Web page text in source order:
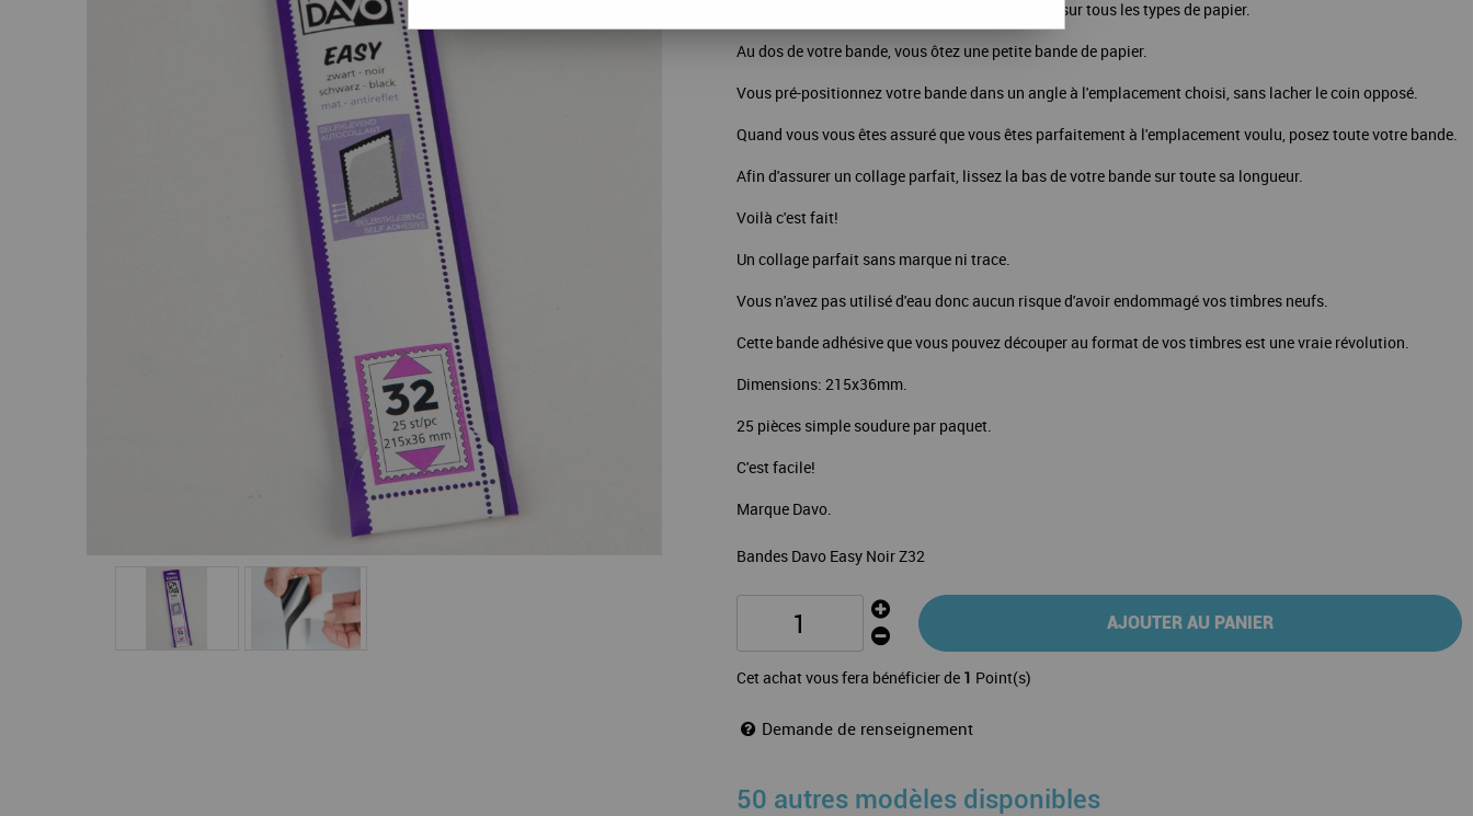
La seule bande auto-adhésive qui de plus, colle sur tous les types de papier.
Au dos de votre bande, vous ôtez une petite bande de papier.
Vous pré-positionnez votre bande dans un angle à l'emplacement choisi, sans lacher le coin opposé.
Quand vous vous êtes assuré que vous êtes parfaitement à l'emplacement voulu, posez toute votre bande.
Afin d'assurer un collage parfait, lissez la bas de votre bande sur toute sa longueur.
Voilà c'est fait!
Un collage parfait sans marque ni trace.
Vous n'avez pas utilisé d'eau donc aucun risque d'avoir endommagé vos timbres neufs.
Cette bande adhésive que vous pouvez découper au format de vos timbres est une vraie révolution.
Dimensions: 215x36mm.
25 pièces simple soudure par paquet.
C'est facile!
Marque Davo.
Bandes Davo Easy Noir Z32
AJOUTER AU PANIER
Cet achat vous fera bénéficier de 1 Point(s)
Demande de renseignement
50 autres modèles disponibles